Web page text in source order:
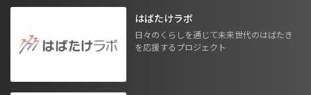
はばたけラボ
日々のくらしを通じて未来世代のはばたき
を応援するプロジェクト